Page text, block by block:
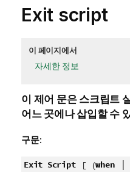
Exit script
이 페이지에서
자세한 정보
이 제어 문은 스크립트
어느 곳에나 삽입할 수
구문:
Exit Script [ (when|